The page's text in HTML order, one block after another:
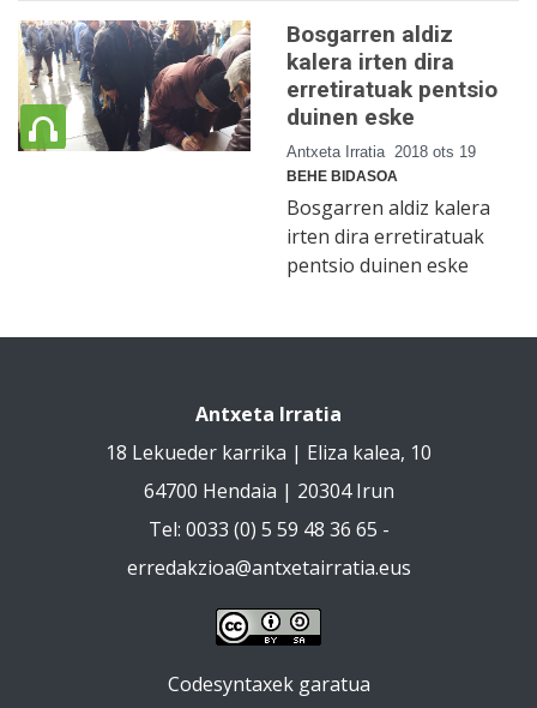
Bosgarren aldiz
kalera irten dira
erretiratuak pentsio
duinen eske
Antxeta Irratia 2018 ots 19
BEHE BIDASOA
Bosgarren aldiz kalera
irten dira erretiratuak
pentsio duinen eske
Antxeta Irratia
18 Lekueder karrika | Eliza kalea, 10
64700 Hendaia | 20304 Irun
Tel: 0033 (0) 5 59 48 36 65 -
erredakzioa@antxetairratia.eus
Codesyntaxek garatua